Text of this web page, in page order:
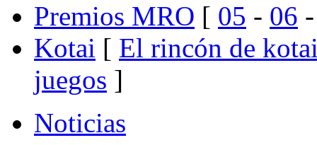
Premios MRO [ 05 - 06
Kotai [ El rincón de
juegos ]
Noticias